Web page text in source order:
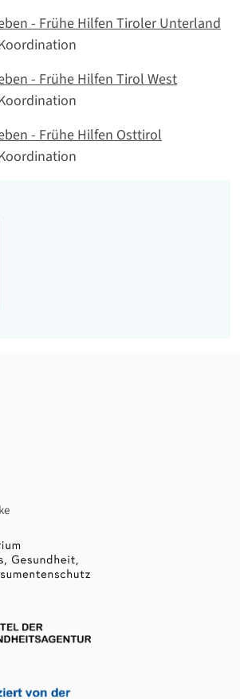
- Frühe Hilfen Tiroler Unterland
- Frühe Hilfen Tirol West
- Frühe Hilfen Osttirol